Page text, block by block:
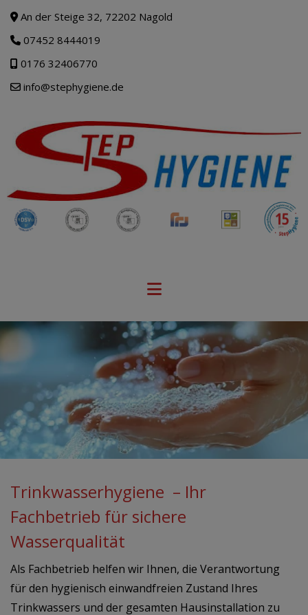
An der Steige 32, 72202 Nagold
07452 8444019
0176 32406770
info@stephygiene.de
Trinkwasserhygiene – Ihr
Fachbetrieb für sichere
Wasserqualität
Als Fachbetrieb helfen wir Ihnen, die Verantwortung
für den hygienisch einwandfreien Zustand Ihres
Trinkwassers und der gesamten Hausinstallation zu